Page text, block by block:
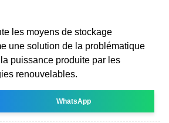
les moyens de stockage
une solution de la problématique
puissance produite par les
renouvelables.
WhatsApp